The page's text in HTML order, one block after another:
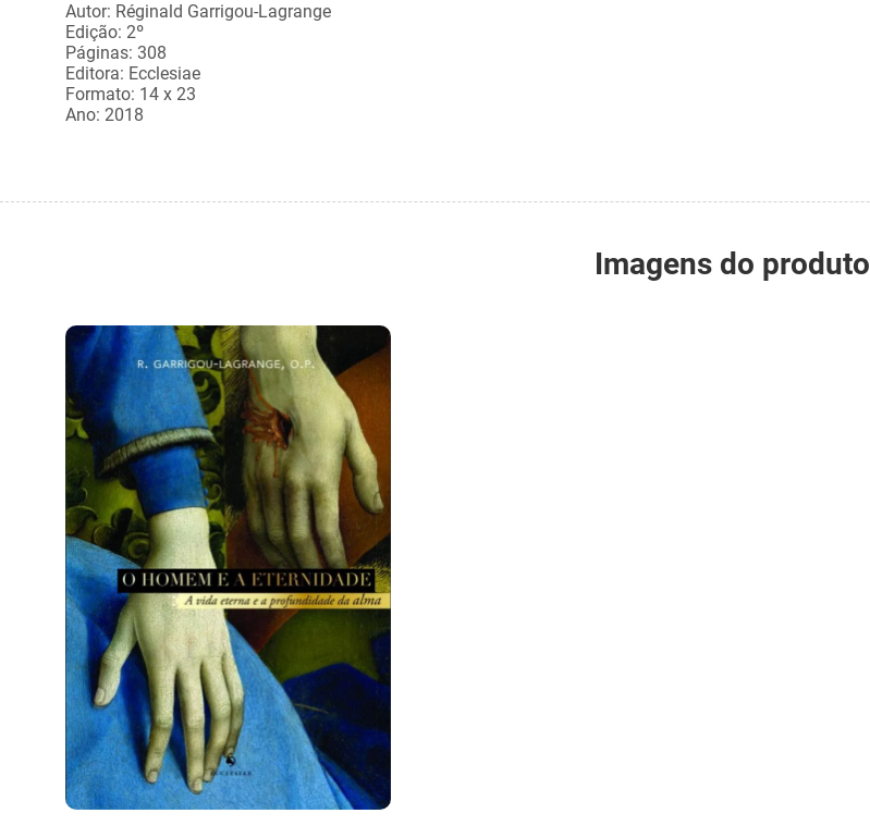
Autor: Réginald Garrigou-Lagrange
Edição: 2º
Páginas: 308
Editora: Ecclesiae
Formato: 14 x 23
Ano: 2018
Imagens do produto